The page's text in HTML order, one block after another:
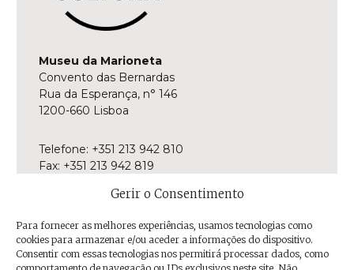
Gerir o Consentimento
Para fornecer as melhores experiências, usamos tecnologias como
cookies para armazenar e/ou aceder a informações do dispositivo.
Consentir com essas tecnologias nos permitirá processar dados, como
Museu da Marioneta
Convento das Bernardas
Rua da Esperança, n° 146
1200-660 Lisboa
Telefone: +351 213 942 810
Fax: +351 213 942 819
Aberto de terça-feira a domingo
Das 10h às 18h
Última entrada às 17h30